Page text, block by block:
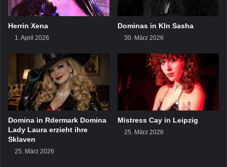
Herrin Xena
1. April 2026
Dominas in Kln Sasha
30. März 2026
Domina in Rdermark Domina
Lady Laura erzieht ihre
Sklaven
25. März 2026
Mistress Cay in Leipzig
25. März 2026